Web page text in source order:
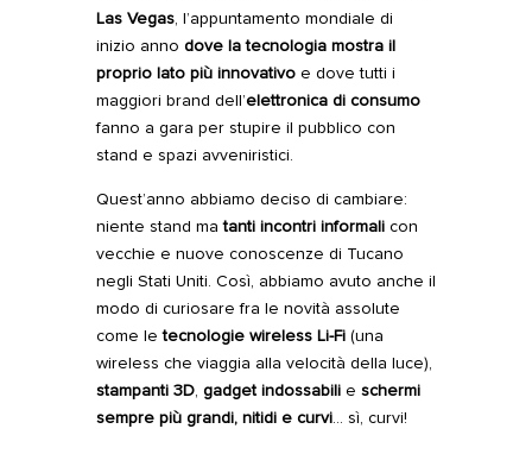
Las Vegas, l’appuntamento mondiale di
inizio anno dove la tecnologia mostra il
proprio lato più innovativoe dove tutti i
maggiori brand dell’elettronica di consumo
fanno a gara per stupire il pubblico con
stand e spazi avveniristici.
Quest’anno abbiamo deciso di cambiare:
niente stand matanti incontri informalicon
vecchie e nuove conoscenze di Tucano
negli Stati Uniti. Così, abbiamo avuto anche il
modo di curiosare fra le novità assolute
come letecnologie wireless Li-Fi (una
wireless che viaggia alla velocità della luce),
stampanti 3D, gadget indossabilie schermi
sempre più grandi, nitidi e curvi… sì, curvi!